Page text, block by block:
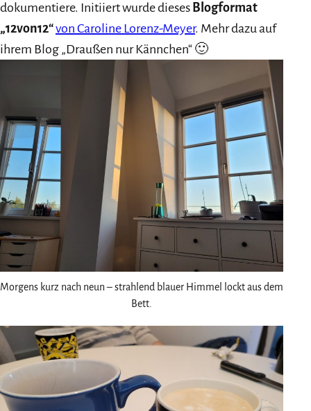
dokumentiere. Initiiert wurde dieses Blogformat
„12von12“von Caroline Lorenz-Meyer. Mehr dazu auf
ihrem Blog „Draußen nur Kännchen“ 🙂
Morgens kurz nach neun – strahlend blauer Himmel lockt aus dem
Bett.